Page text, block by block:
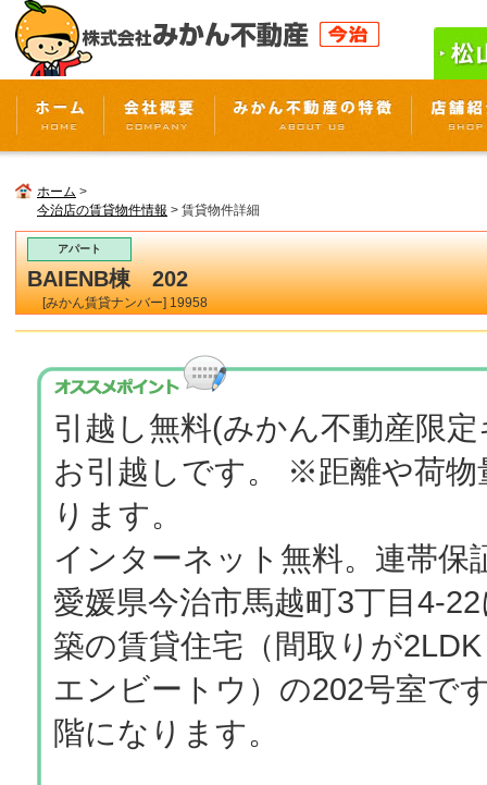
ホーム >
今治店の賃貸物件情報 > 賃貸物件詳細
アパート
BAIENB棟 202
[みかん賃貸ナンバー] 19958
引越し無料(みかん不動産限
お引越しです。 ※距離や荷
ります。
インターネット無料。連帯保
愛媛県今治市馬越町3丁目4-
築の賃貸住宅（間取りが
エンビートウ）の202号室で
階になります。